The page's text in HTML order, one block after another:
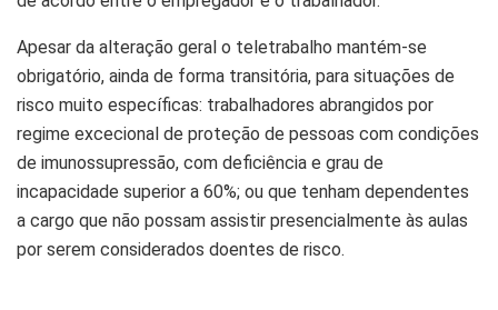
Apesar da alteração geral o teletrabalho mantém-se
obrigatório, ainda de forma transitória, para situações de
risco muito específicas: trabalhadores abrangidos por
regime excecional de proteção de pessoas com condições
de imunossupressão, com deficiência e grau de
incapacidade superior a 60%; ou que tenham dependentes
a cargo que não possam assistir presencialmente às aulas
por serem considerados doentes de risco.